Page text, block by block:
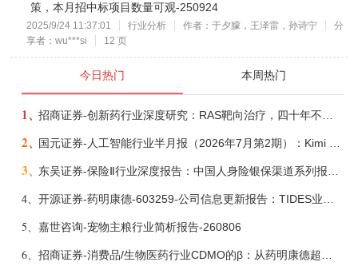
策，本月招中标项目数量可观-250924
2025/9/24 11:37:01 行业分析 作者：于夕朦，王泽雷，孙诗宁
分
享者：wu***si
12 页
今日热门 本周热门
1、
2、
3、
4、
5、 嘉世咨询-宠物主粮行业简析报告-260806
6、